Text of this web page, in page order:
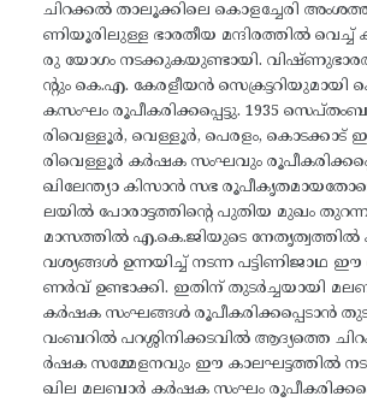
ചിറക്കൽ താലൂക്കിലെ കൊളച്ചേരി
ണിയൂരിലുള്ള ഭാരതീയ മന്ദിരത്തിൽ വെച്ച്
രു യോഗം നടക്കുകയുണ്ടായി.
ന്റും കെ.എ. കേരളീയൻ സെക്രട്ടറിയുമായി
കസംഘം രൂപീകരിക്കപ്പെട്ടു. 1935
രിവെള്ളൂർ, വെള്ളൂർ, പെരളം, കൊടക്കാട്
രിവെള്ളൂർ കർഷക സംഘവും
ഖിലേന്ത്യാ കിസാൻ സഭ
ലയിൽ പോരാട്ടത്തിന്റെ പുതിയ മുഖം
മാസത്തിൽ എ.കെ.ജിയുടെ
വശ്യങ്ങൾ ഉന്നയിച്ച് നടന്ന പട്ടിണിജാഥ ഈ
ണർവ് ഉണ്ടാക്കി. ഇതിന് തുടർച്ചയായി
കർഷക സംഘങ്ങൾ രൂപീകരിക്കപ്പെടാൻ
വംബറിൽ പറശ്ശിനിക്കടവിൽ ആദ്യത്തെ
ർഷക സമ്മേളനവും ഈ കാലഘട്ടത്തിൽ
ഖില മലബാർ കർഷക സംഘം